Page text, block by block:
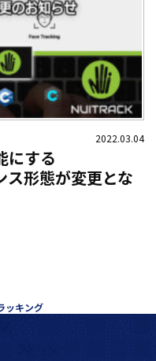
2022.03.04
にする
ス形態が変更とな
ッキング